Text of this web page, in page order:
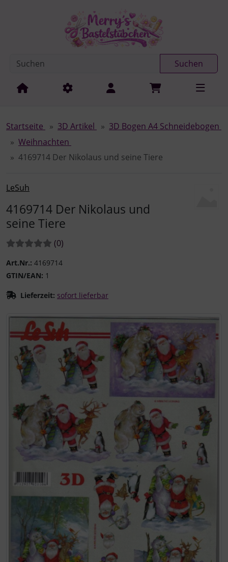
Springe zur Navigation
Suchen
Startseite 3D Artikel
3D Bogen A4 Schneidebogen
Weihnachten
4169714 Der Nikolaus und seine Tiere
LeSuh
4169714 Der Nikolaus und
seine Tiere
Bewertungen:
(0Bewertungen
)
Art.Nr.: 4169714
GTIN/EAN: 1
Lieferzeit: sofort lieferbar
Wenn mehr als ein Produktbild existiert, können Sie die